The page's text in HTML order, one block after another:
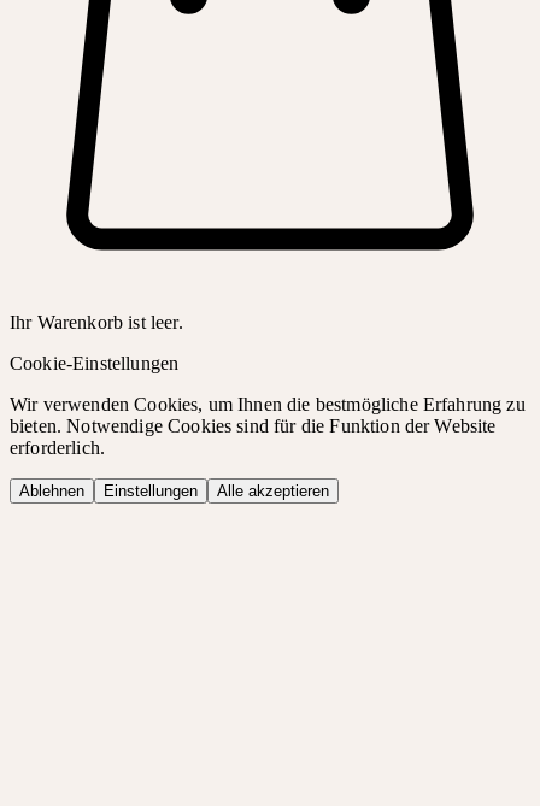
Ihr Warenkorb ist leer.
Cookie-Einstellungen
Wir verwenden Cookies, um Ihnen die bestmögliche Erfahrung zu
bieten. Notwendige Cookies sind für die Funktion der Website
erforderlich.
Ablehnen Einstellungen Alle akzeptieren